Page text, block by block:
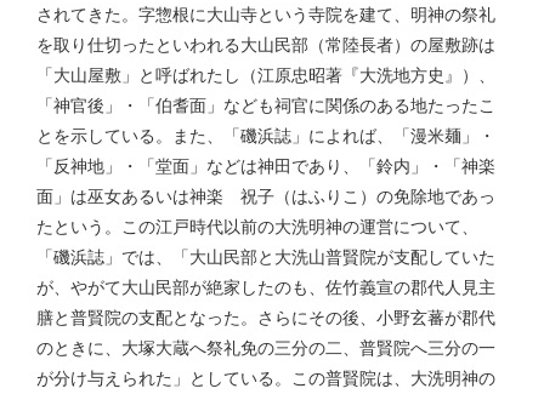
されてきた。字惣根に大山寺という寺院を建て、明神の祭礼
を取り仕切ったといわれる大山民部（常陸長者）の屋敷跡は
「大山屋敷」と呼ばれたし（江原忠昭著『大洗地方史』）、
「神官後」・「伯耆面」なども祠官に関係のある地たったこ
とを示している。また、「磯浜誌」によれば、「漫米麺」・
「反神地」・「堂面」などは神田であり、「鈴内」・「神楽
面」は巫女あるいは神楽 祝子（はふりこ）の免除地であっ
たという。この江戸時代以前の大洗明神の運営について、
「磯浜誌」では、「大山民部と大洗山普賢院が支配していた
が、やがて大山民部が絶家したのも、佐竹義宣の郡代人見主
膳と普賢院の支配となった。さらにその後、小野玄蕃が郡代
のときに、大塚大蔵へ祭礼免の三分の二、普賢院へ三分の一
が分け与えられた」としている。この普賢院は、大洗明神の